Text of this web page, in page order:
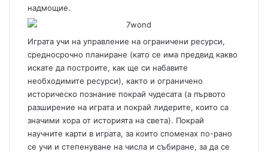
надмощие.
Играта учи на управление на ограничени ресурси,
средносрочно планиране (като се има предвид какво
искате да построите, как ще си набавите
необходимите ресурси), както и ограничено
историческо познание покрай чудесата (а първото
разширение на играта и покрай лидерите, които са
значими хора от историята на света). Покрай
научните карти в играта, за които споменах по-рано
се учи и степенуване на числа и събиране, за да се